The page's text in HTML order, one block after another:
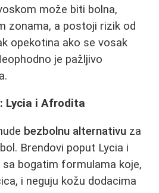
može biti bolna,
zonama, a postoji rizik od
opekotina ako se vosak
je pažljivo
Lycia i Afrodita
bezbolnu alternativu za
Brendovi poput Lycia i
bogatim formulama koje,
i neguju kožu dodacima